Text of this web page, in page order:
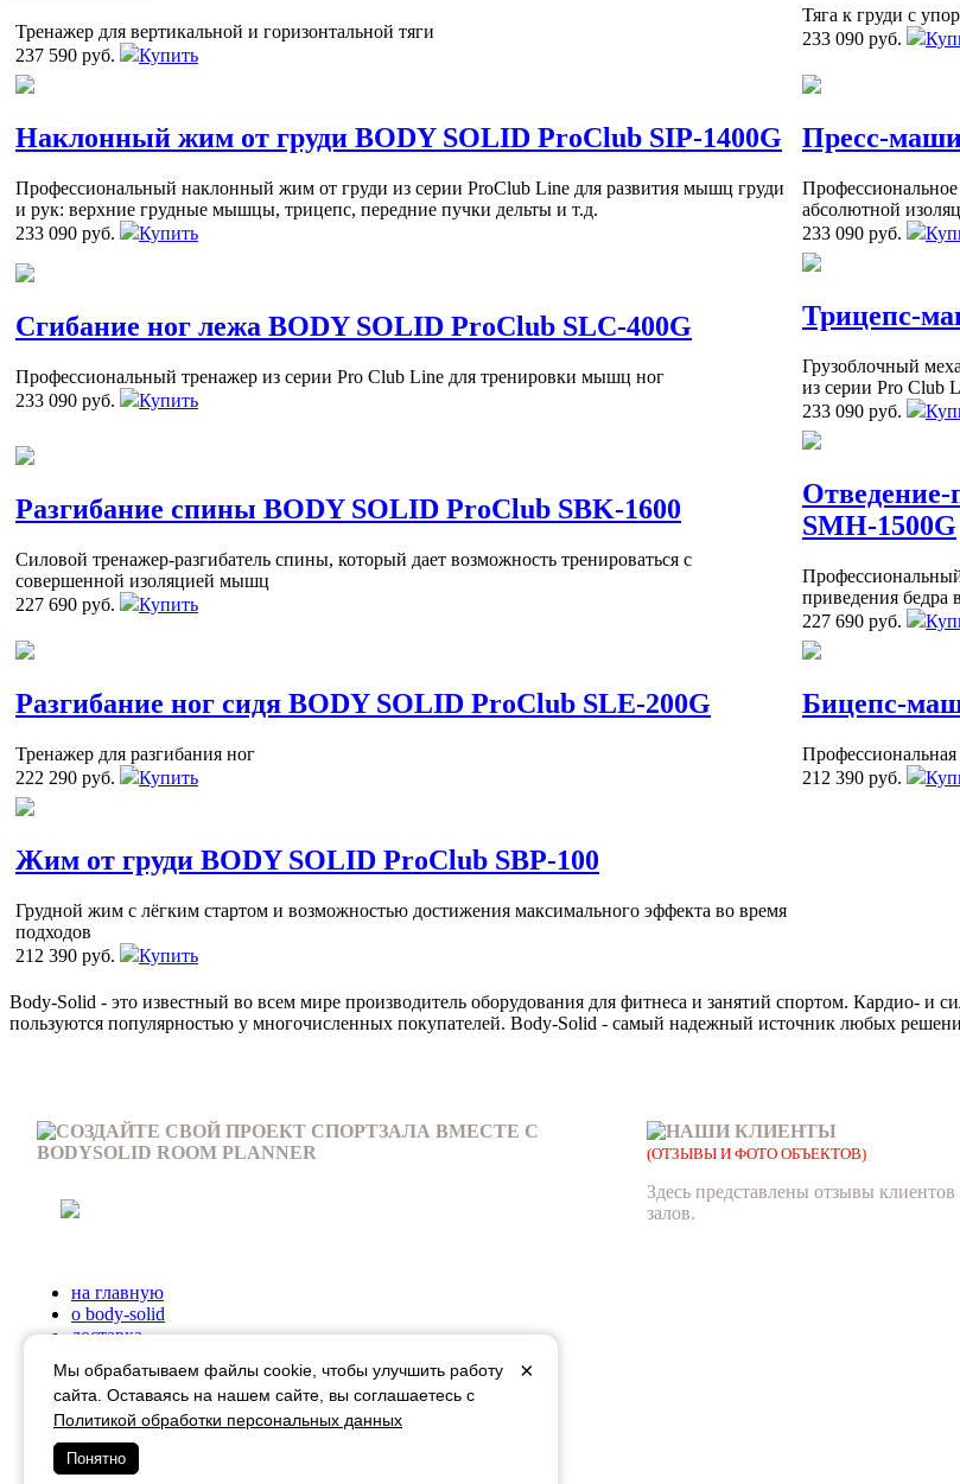
Тренажер для вертикальной и горизонтальной тяги
237 590 руб.
Купить
Тяга к груди с
233 090 руб.
Наклонный жим от груди BODY SOLID ProClub SIP-1400G
Профессиональный наклонный жим от груди из серии ProClub Line для развития мышц груди
и рук: верхние грудные мышцы, трицепс, передние пучки дельты и т.д.
233 090 руб.
Купить
Пресс-
Профессиональное
абсолютной
233 090 руб.
Сгибание ног лежа BODY SOLID ProClub SLC-400G
Профессиональный тренажер из серии Pro Club Line для тренировки мышц ног
233 090 руб.
Купить
Трицепс-
Грузоблочный
из серии Pro Club
233 090 руб.
Разгибание спины BODY SOLID ProClub SBK-1600
Силовой тренажер-разгибатель спины, который дает возможность тренироваться с
совершенной изоляцией мышц
227 690 руб.
Купить
Отведение-
SMH-1500G
приведения
227 690 руб.
Разгибание ног сидя BODY SOLID ProClub SLE-200G
Тренажер для разгибания ног
222 290 руб.
Купить
Бицепс-
Профессиональная
212 390 руб.
Жим от груди BODY SOLID ProClub SBP-100
Грудной жим с лёгким стартом и возможностью достижения максимального эффекта во время
подходов
212 390 руб.
Купить
Body-Solid - это известный во всем мире производитель оборудования для фитнеса и занятий спортом. Кардио-
пользуются популярностью у многочисленных покупателей. Body-Solid - самый надежный источник любых
СОЗДАЙТЕ СВОЙ ПРОЕКТ СПОРТЗАЛА ВМЕСТЕ С
BODYSOLID ROOM PLANNER
НАШИ КЛИЕНТЫ
(ОТЗЫВЫ И ФОТО ОБЪЕКТОВ)
Здесь представлены отзывы
залов.
на главную
о body-solid
доставка
гарантия
статьи
контакты
Перейти на сайт производителя
×
Мы обрабатываем файлы cookie, чтобы улучшить работу
сайта. Оставаясь на нашем сайте, вы соглашаетесь с
Политикой обработки персональных данных
Понятно